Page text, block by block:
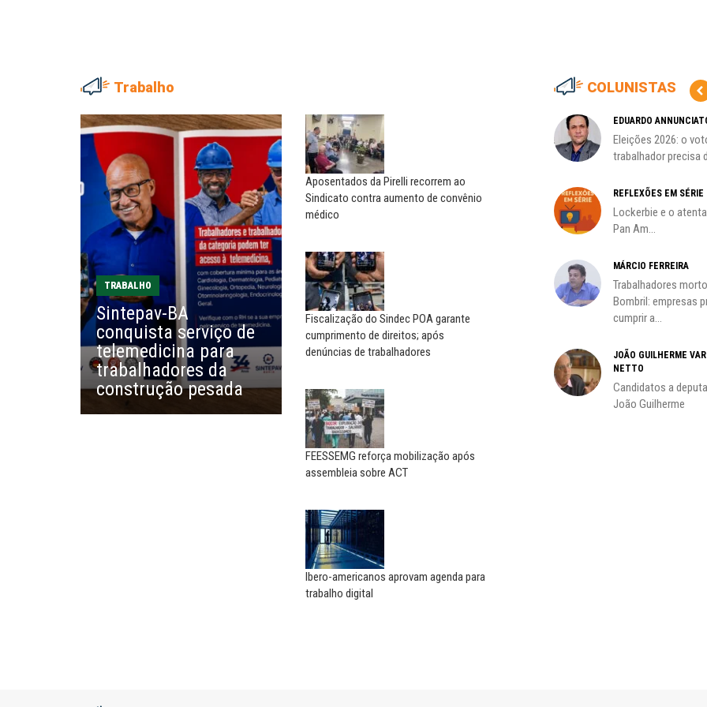
Trabalho
TRABALHO
Sintepav-BA
conquista serviço de
telemedicina para
trabalhadores da
construção pesada
Aposentados da Pirelli recorrem ao
Sindicato contra aumento de convênio
médico
Fiscalização do Sindec POA garante
cumprimento de direitos; após
denúncias de trabalhadores
FEESSEMG reforça mobilização após
assembleia sobre ACT
Ibero-americanos aprovam agenda para
trabalho digital
COLUNISTAS
NILTON NECO
Sindec: 94 anos de união e
MARIA AUXILIADORA
Agosto Lilás: todos e todas no
combate à...
EDUARDO ANNUNCIATO CHICÃO
Sem salário digno e proteção
social, não existe...
EUSÉBIO PINTO NETO
A fortaleza do sindicato
SERGIO LUIZ LEITE (SERGINHO)
Saúde mental:
responsabilidade de todos
MARCOS VERLAINE
Nem reconstruir, nem
reinventar, o sindicalismo
precisa voltar...
MIGUEL TORRES
A luta continua: agora o foco é
o...
CARLOS LOPES
O resgate do nosso Estado
Nacional; por Carlos...
A geopolítica nas eleições de
EDUARDO
Eleições 2026: o
trabalhador precisa
REFLEXÕES EM SÉRIE
Lockerbie e o
Pan Am...
MÁRCIO FERREIRA
Trabalhadores
Bombril: empresas
cumprir a...
JOÃO GUILHERME
NETTO
Candidatos a
João Guilherme